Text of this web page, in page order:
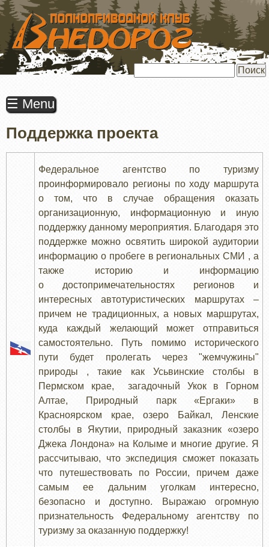
ПЕРЕЙТИ
ОСНОВНОМУ
СОДЕРЖАНИЮ
☰ Menu
Поддержка проекта
Федеральное агентство по туризму
проинформировало регионы по ходу маршрута
о том, что в случае обращения оказать
организационную, информационную и иную
поддержку данному мероприятия. Благодаря это
поддержке можно освятить широкой аудитории
информацию о пробеге в региональных СМИ , а
также историю и информацию
о достопримечательностях регионов и
интересных автотуристических маршрутах –
причем не традиционных, а новых маршрутах,
куда каждый желающий может отправиться
самостоятельно. Путь помимо исторического
пути будет пролегать через "жемчужины"
природы , такие как Усьвинские столбы в
Пермском крае, загадочный Укок в Горном
Алтае, Природный парк «Ергаки» в
Красноярском крае, озеро Байкал, Ленские
столбы в Якутии, природный заказник «озеро
Джека Лондона» на Колыме и многие другие. Я
рассчитываю, что экспедиция сможет показать
что путешествовать по России, причем даже
самым ее дальним уголкам интересно,
безопасно и доступно. Выражаю огромную
признательность Федеральному агентству по
туризму за оказанную поддержку!